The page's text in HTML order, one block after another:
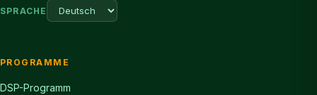
SPRACHE
PROGRAMME
DSP-Programm